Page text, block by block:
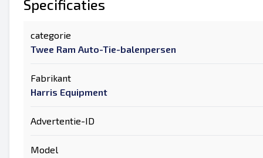
Specificaties
categorie
Twee Ram Auto-Tie-balenpersen
Fabrikant
Harris Equipment
Advertentie-ID
Model